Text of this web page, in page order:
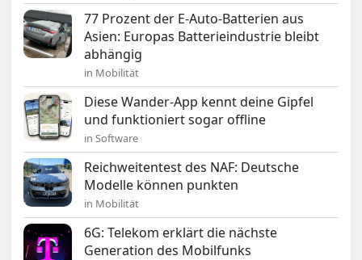
77 Prozent der E-Auto-Batterien aus
Asien: Europas Batterieindustrie bleibt
abhängig
in Mobilität
Diese Wander-App kennt deine Gipfel
und funktioniert sogar offline
in Software
Reichweitentest des NAF: Deutsche
Modelle können punkten
in Mobilität
6G: Telekom erklärt die nächste
Generation des Mobilfunks